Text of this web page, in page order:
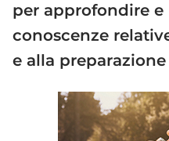
per approfondire
conoscenze
e alla